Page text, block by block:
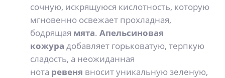
сочную, искрящуюся кислотность, которую
мгновенно освежает прохладная,
бодрящая мята. Апельсиновая
кожура добавляет горьковатую, терпкую
сладость, а неожиданная
нота ревеня вносит уникальную зеленую,